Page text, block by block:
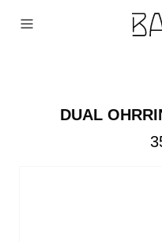
DUAL